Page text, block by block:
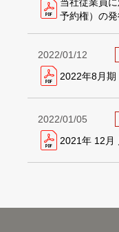
予約権）の
2022/01/12
2022年8月
2022/01/05
2021年 12月